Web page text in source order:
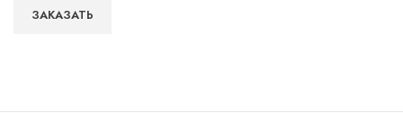
ЗАКАЗАТЬ